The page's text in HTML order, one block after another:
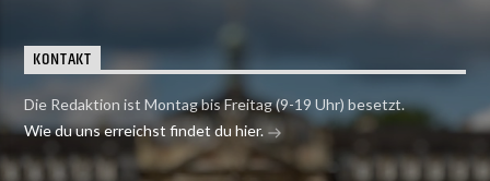
KONTAKT
Die Redaktion ist Montag bis Freitag (9-19 Uhr) besetzt.
Wie du uns erreichst findet du hier.